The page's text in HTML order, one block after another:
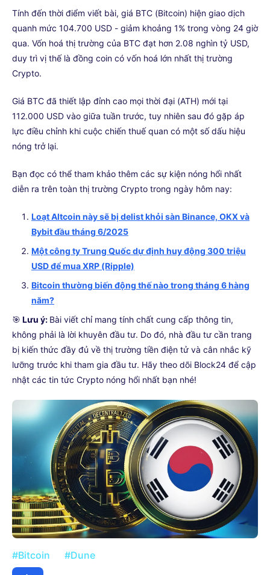
Tính đến thời điểm viết bài, giá BTC (Bitcoin) hiện giao dịch
quanh mức 104.700 USD - giảm khoảng 1% trong vòng 24 giờ
qua. Vốn hoá thị trường của BTC đạt hơn 2.08 nghìn tỷ USD,
duy trì vị thế là đồng coin có vốn hoá lớn nhất thị trường
Crypto.
Giá BTC đã thiết lập đỉnh cao mọi thời đại (ATH) mới tại
112.000 USD vào giữa tuần trước, tuy nhiên sau đó gặp áp
lực điều chỉnh khi cuộc chiến thuế quan có một số dấu hiệu
nóng trở lại.
Bạn đọc có thể tham khảo thêm các sự kiện nóng hổi nhất
diễn ra trên toàn thị trường Crypto trong ngày hôm nay:
Loạt Altcoin này sẽ bị delist khỏi sàn Binance, OKX và
Bybit đầu tháng 6/2025
Một công ty Trung Quốc dự định huy động 300 triệu
USD để mua XRP (Ripple)
Bitcoin thường biến động thế nào trong tháng 6 hàng
năm?
🎯 Lưu ý: Bài viết chỉ mang tính chất cung cấp thông tin,
không phải là lời khuyên đầu tư. Do đó, nhà đầu tư cần trang
bị kiến thức đầy đủ về thị trường tiền điện tử và cân nhắc kỹ
lưỡng trước khi tham gia đầu tư. Hãy theo dõi Block24 để cập
nhật các tin tức Crypto nóng hổi nhất bạn nhé!
#Bitcoin #Dune